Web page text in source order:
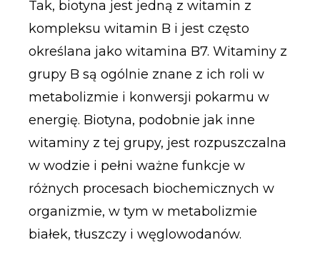
Tak, biotyna jest jedną z witamin z
kompleksu witamin B i jest często
określana jako witamina B7. Witaminy z
grupy B są ogólnie znane z ich roli w
metabolizmie i konwersji pokarmu w
energię. Biotyna, podobnie jak inne
witaminy z tej grupy, jest rozpuszczalna
w wodzie i pełni ważne funkcje w
różnych procesach biochemicznych w
organizmie, w tym w metabolizmie
białek, tłuszczy i węglowodanów.